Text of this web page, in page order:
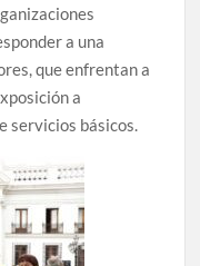
a una
que enfrentan a
a
servicios básicos.